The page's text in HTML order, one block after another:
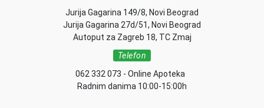
Jurija Gagarina 149/8, Novi Beograd
Jurija Gagarina 27d/51, Novi Beograd
Autoput za Zagreb 18, TC Zmaj
Telefon
062 332 073 - Online Apoteka
Radnim danima 10:00-15:00h